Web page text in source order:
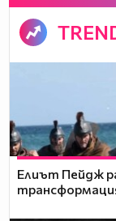
Елиът Пейдж